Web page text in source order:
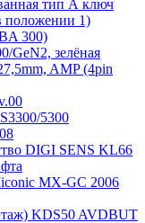
тип А ключ
положении 1)
300)
GeN2, зелёная
AMP (4pin
5300
DIGI SENS KL66
MX-GC 2006
KDS50 AVDBUT